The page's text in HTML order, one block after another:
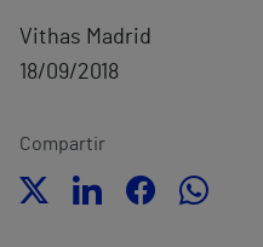
Vithas Madrid
18/09/2018
Compartir